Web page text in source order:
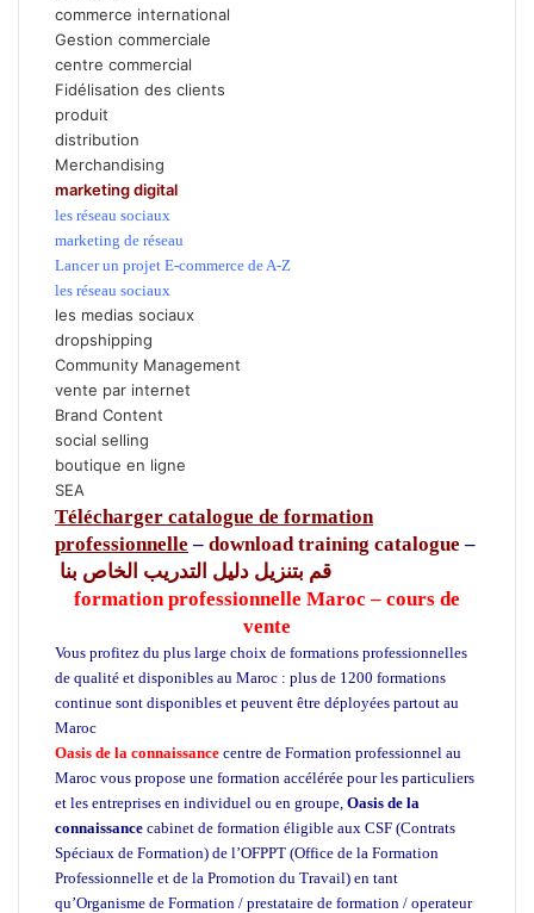
commerce international
Gestion commerciale
centre commercial
Fidélisation des clients
produit
distribution
Merchandising
marketing digital
les réseau sociaux
marketing de réseau
Lancer un projet E-commerce de A-Z
les réseau sociaux
les medias sociaux
dropshipping
Community Management
vente par internet
Brand Content
social selling
boutique en ligne
SEA
Télécharger catalogue de formation
professionnelle – download training catalogue–
قم بتنزيل دليل التدريب الخاص بنا
formation professionnelle Maroc – cours de
vente
Vous profitez du plus large choix de formations professionnelles
de qualité et disponibles au Maroc : plus de 1200 formations
continue sont disponibles et peuvent être déployées partout au
Maroc
Oasis de la connaissance centre de Formation professionnel au
Maroc vous propose une formation accélérée pour les particuliers
et les entreprises en individuel ou en groupe, Oasis de la
connaissance cabinet de formation éligible aux CSF (Contrats
Spéciaux de Formation) de l’OFPPT (Office de la Formation
Professionnelle et de la Promotion du Travail) en tant
qu’Organisme de Formation / prestataire de formation / operateur